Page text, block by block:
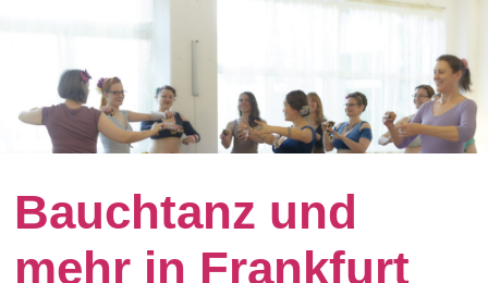
springen
Bauchtanz und
mehr in Frankfurt